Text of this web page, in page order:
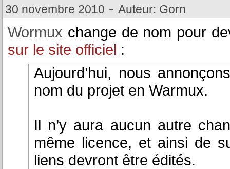
30 novembre 2010 - Auteur: Gorn
Wormux change de nom pour
sur le site officiel :
Aujourd’hui, nous
nom du projet en Warmux.
Il n’y aura aucun autre
même licence, et ainsi de
liens devront être édités.